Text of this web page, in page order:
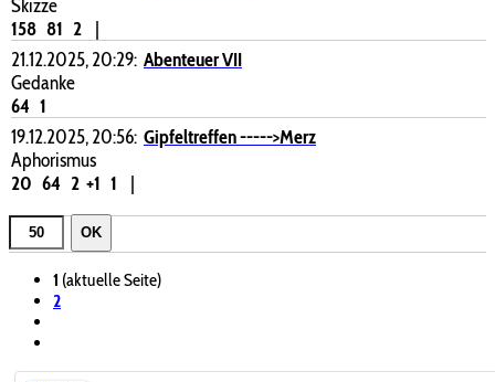
Skizze
158 81 2
|
21.12.2025, 20:29: Abenteuer VII
Gedanke
64 1
19.12.2025, 20:56: Gipfeltreffen ----->Merz
Aphorismus
20 64 2 +1 1 |
OK
1 (aktuelle Seite)
2